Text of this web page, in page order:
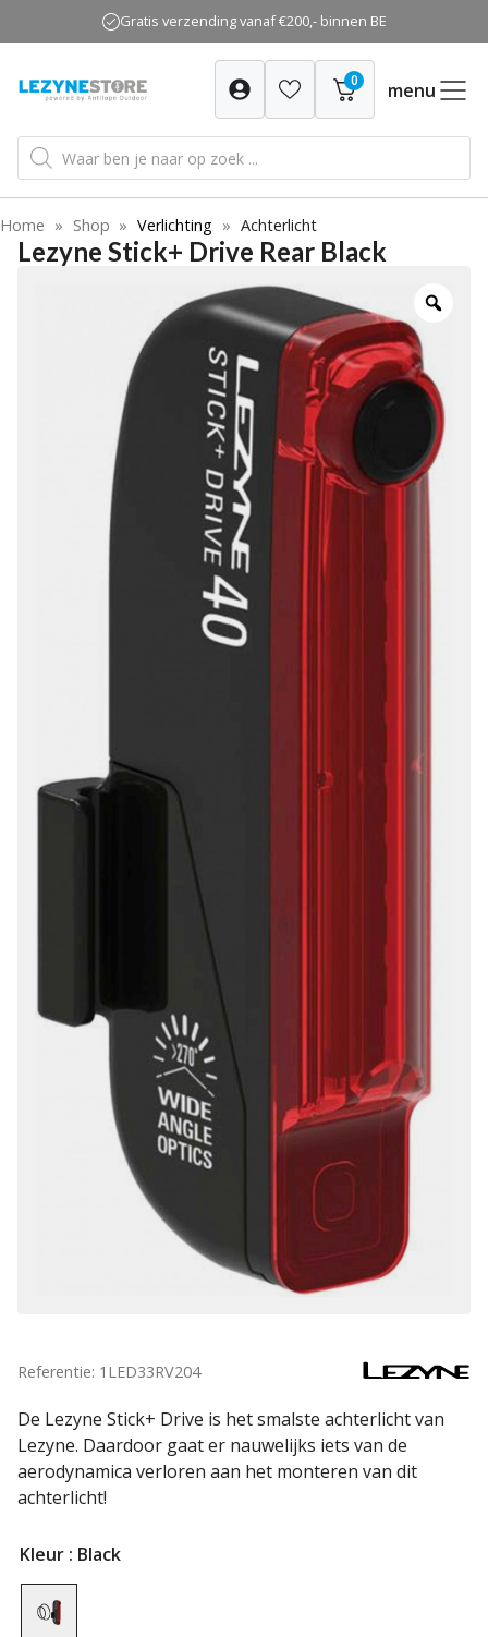
naar
inhoud
Gratis verzending vanaf €200,- binnen BE
0 menu
Producten
zoeken
Home » Shop » Verlichting » Achterlicht
Lezyne Stick+ Drive Rear Black
Referentie: 1LED33RV204
De Lezyne Stick+ Drive is het smalste achterlicht van
Lezyne. Daardoor gaat er nauwelijks iets van de
aerodynamica verloren aan het monteren van dit
achterlicht!
Kleur : Black